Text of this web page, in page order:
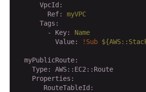
      VpcId:
        Ref:
myVPC
      Tags:
        - Key:
Name
          Value:
!Sub
  myPublicRoute:
    Type:
AWS::EC2::Route
    Properties:
       RouteTableId: